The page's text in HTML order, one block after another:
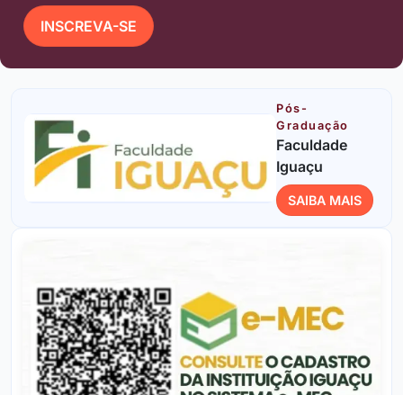
INSCREVA-SE
Pós-
Graduação
Faculdade
Iguaçu
SAIBA MAIS